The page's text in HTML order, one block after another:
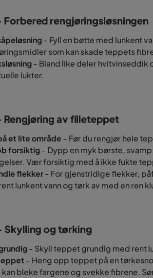
Forbered rengjøringsløsningen
- Fyll en bøtte med lunkent
som kan skade teppets
- Bland like deler hvitvinseddik
lukter.
Rengjøring av filleteppet
et lite område - Før du rengjør hele
forsiktig- Dypp en myk børste,
Vær forsiktig med å ikke fukte
flekker- For gjenstridige flekker,
lunkent vann og tørk av med en ren
Skylling og tørking
- Skyll teppet grundig med rent
- Heng opp teppet på en
bleke fargene og svekke fibrene.